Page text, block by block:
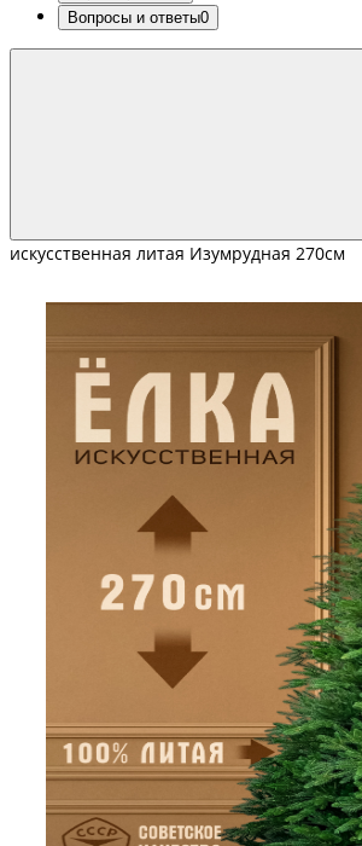
Вопросы и ответы0
искусственная литая Изумрудная 270см